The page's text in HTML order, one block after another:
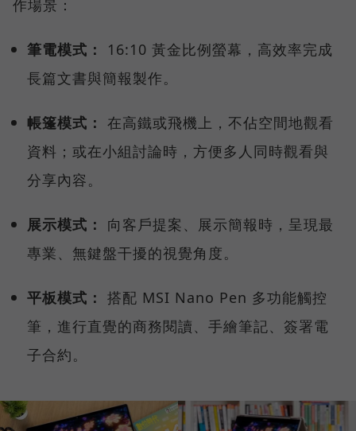
作場景：
筆電模式：
16:10 黃金比例螢幕，高效率完成
長篇文書與簡報製作。
帳篷模式： 在高鐵或飛機上，不佔空間地觀看
資料；或在小組討論時，方便多人同時觀看與
分享內容。
展示模式：
向客戶提案、展示簡報時，呈現最
專業、無鍵盤干擾的視覺角度。
平板模式： 搭配 MSI Nano Pen 多功能觸控
筆，進行直覺的商務閱讀、手繪筆記、簽署電
子合約。